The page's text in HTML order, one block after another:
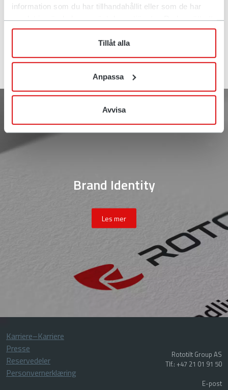
information som du har tillhandahållit eller som de har
när som helst återkalla ditt lämnade samtycke.
Tillåt alla
Anpassa
Avvisa
Last ned
Brand Identity
Les mer
Karriere–Karriere
Presse
Reservedeler
Personvernerklæring
Rototilt Group AS
Tlf.: +47 21 01 91 50
E-post